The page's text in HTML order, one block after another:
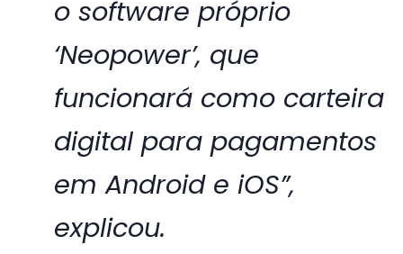
o software próprio
‘Neopower’, que
funcionará como carteira
digital para pagamentos
em Android e iOS”,
explicou.